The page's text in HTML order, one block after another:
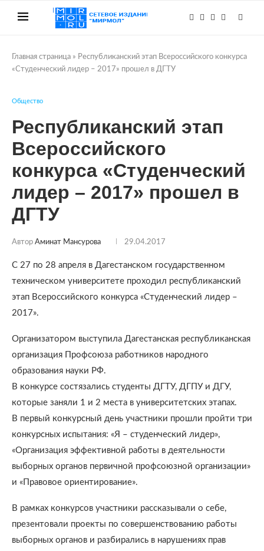
Главная страница » Республиканский этап Всероссийского конкурса
«Студенческий лидер – 2017» прошел в ДГТУ
Общество
Республиканский этап
Всероссийского
конкурса «Студенческий
лидер – 2017» прошел в
ДГТУ
Автор Аминат Мансурова 29.04.2017
С 27 по 28 апреля в Дагестанском государственном
техническом университете проходил республиканский
этап Всероссийского конкурса «Студенческий лидер –
2017».
Организатором выступила Дагестанская республиканская
организация Профсоюза работников народного
образования науки РФ.
В конкурсе состязались студенты ДГТУ, ДГПУ и ДГУ,
которые заняли 1 и 2 места в университетских этапах.
В первый конкурсный день участники прошли пройти три
конкурсных испытания: «Я – студенческий лидер»,
«Организация эффективной работы в деятельности
выборных органов первичной профсоюзной организации»
и «Правовое ориентирование».
В рамках конкурсов участники рассказывали о себе,
презентовали проекты по совершенствованию работы
выборных органов и разбирались в нарушениях прав